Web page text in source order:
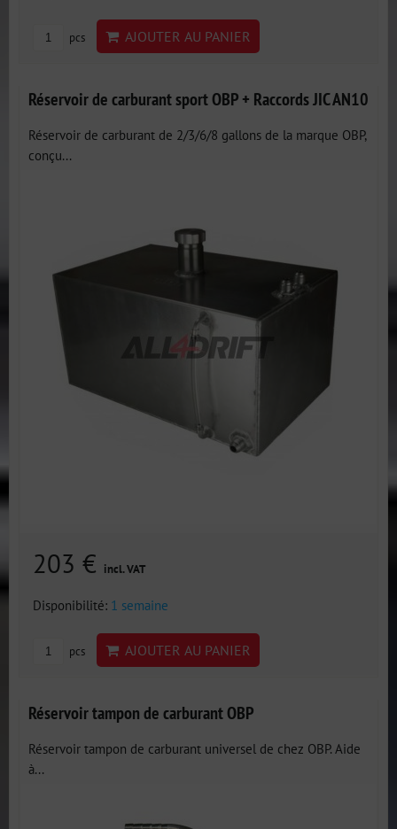
pcs AJOUTER AU PANIER
Réservoir de carburant sport OBP + Raccords JIC AN10
Réservoir de carburant de 2/3/6/8 gallons de la marque OBP,
conçu...
203 € incl. VAT
Disponibilité: 1 semaine
pcs AJOUTER AU PANIER
Réservoir tampon de carburant OBP
Réservoir tampon de carburant universel de chez OBP. Aide
à...